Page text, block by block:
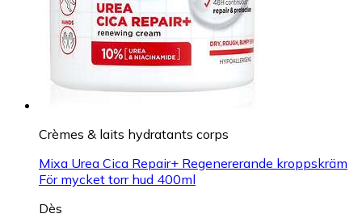
Crèmes & laits hydratants corps
Mixa Urea Cica Repair+ Regenererande kroppskräm
För mycket torr hud 400ml
Dès